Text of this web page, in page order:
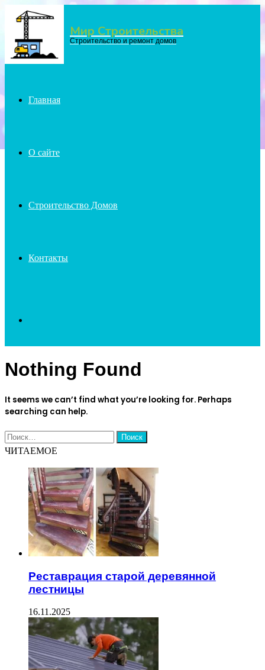
Menu Мир Строительства
Строительство и ремонт домов
Главная
О сайте
Строительство Домов
Контакты
for
Nothing Found
It seems we can’t find what you’re looking for. Perhaps
searching can help.
Найти:
ЧИТАЕМОЕ
Реставрация старой деревянной
лестницы
16.11.2025